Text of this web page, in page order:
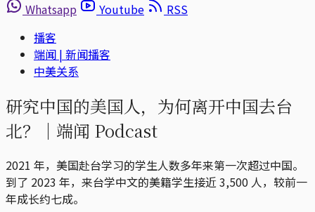
Whatsapp
Youtube
RSS
播客
端闻 | 新闻播客
中美关系
研究中国的美国人，为何离开中国去台
北？｜端闻 Podcast
2021 年，美国赴台学习的学生人数多年来第一次超过中国。
到了 2023 年，来台学中文的美籍学生接近 3,500 人，较前一
年成长约七成。